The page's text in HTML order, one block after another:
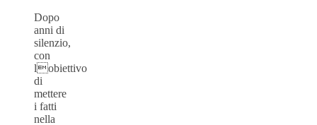
Dopo
anni di
silenzio,
con
lobiettivo
di
mettere
i fatti
nella